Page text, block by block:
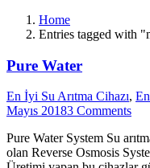
Home
Entries tagged with
Pure Water
En İyi Su Arıtma Cihazı,
Mayıs 20183 Comments
Pure Water System Su
olan Reverse Osmosis